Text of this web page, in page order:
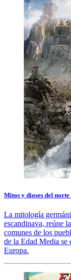
Mitos y dioses del
La mitología
escandinava, reúne
comunes de los
de la Edad Media se
Europa.